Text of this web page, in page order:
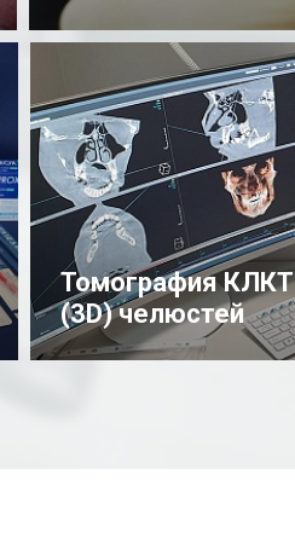
Подробнее
Томография КЛКТ
(3D) челюстей